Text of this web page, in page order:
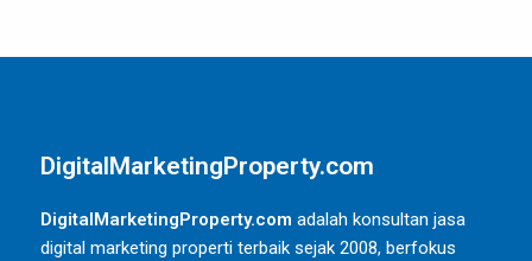
DigitalMarketingProperty.com
DigitalMarketingProperty.com adalah konsultan jasa
digital marketing properti terbaik sejak 2008, berfokus